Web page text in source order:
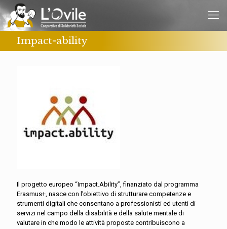
Impact-ability
Il progetto europeo “Impact.Ability”, finanziato dal programma
Erasmus+, nasce con l’obiettivo di strutturare competenze e
strumenti digitali che consentano a professionisti ed utenti di
servizi nel campo della disabilità e della salute mentale di
valutare in che modo le attività proposte contribuiscono a